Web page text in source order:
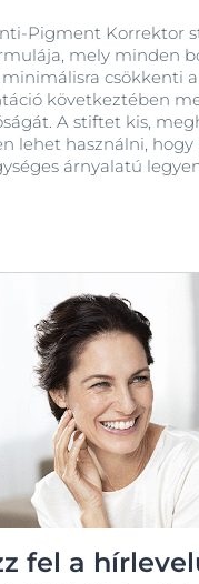
Pigment Korrektor
mely minden
csökkenti a
következtében
A stiftet kis,
lehet használni, hogy
árnyalatú
fel a